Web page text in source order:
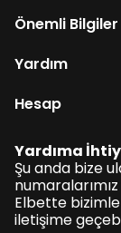
Önemli Bilgiler
Yardım
Hesap
Yardıma
Şu anda bize
Elbette
iletişime